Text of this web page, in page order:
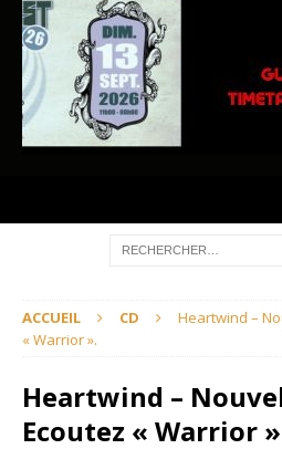
ACCUEIL CD
Heartwind –
« Warrior ».
Heartwind –
Ecoutez « Warrior